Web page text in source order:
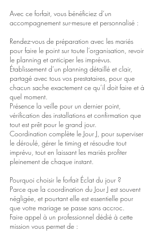
Avec ce forfait, vous bénéficiez d’un
accompagnement sur-mesure et personnalisé :
Rendez-vous de préparation avec les mariés
pour faire le point sur toute l’organisation, revoir
le planning et anticiper les imprévus.
Établissement d’un planning détaillé et clair,
partagé avec tous vos prestataires, pour que
chacun sache exactement ce qu’il doit faire et à
quel moment.
Présence la veille pour un dernier point,
vérification des installations et confirmation que
tout est prêt pour le grand jour.
Coordination complète le Jour J, pour superviser
le déroulé, gérer le timing et résoudre tout
imprévu, tout en laissant les mariés profiter
pleinement de chaque instant.
Pourquoi choisir le forfait Éclat du jour ?
Parce que la coordination du Jour J est souvent
négligée, et pourtant elle est essentielle pour
que votre mariage se passe sans accroc.
Faire appel à un professionnel dédié à cette
mission vous permet de :